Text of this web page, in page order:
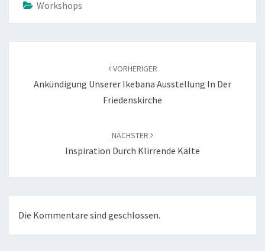
Workshops
VORHERIGER
Ankündigung Unserer Ikebana Ausstellung In Der
Friedenskirche
NÄCHSTER
Inspiration Durch Klirrende Kälte
Die Kommentare sind geschlossen.